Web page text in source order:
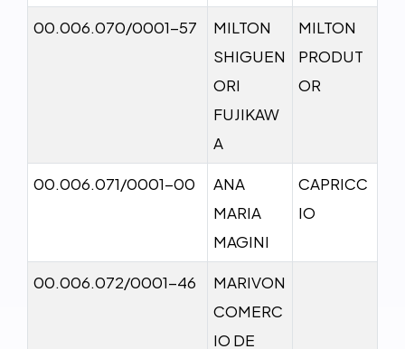
00.006.070/0001-57
MILTON
SHIGUEN
ORI
FUJIKAW
A
MILTON
PRODUT
OR
00.006.071/0001-00
ANA
MARIA
MAGINI
CAPRICC
IO
00.006.072/0001-46
MARIVON
COMERC
IO DE